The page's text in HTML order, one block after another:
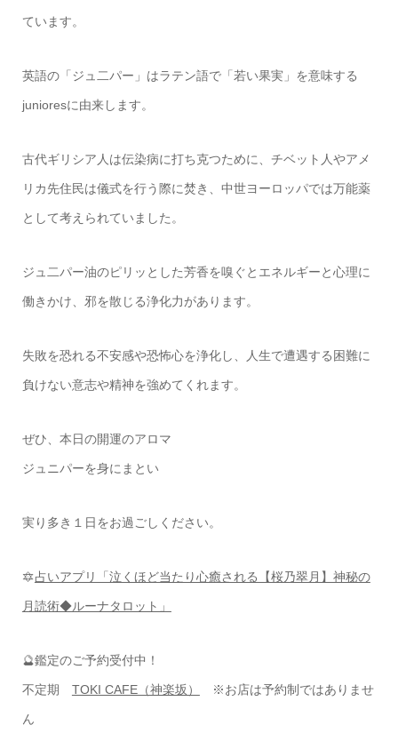
ています。
英語の「ジュ二パー」はラテン語で「若い果実」を意味する
junioresに由来します。
古代ギリシア人は伝染病に打ち克つために、チベット人やアメ
リカ先住民は儀式を行う際に焚き、中世ヨーロッパでは万能薬
として考えられていました。
ジュ二パー油のピリッとした芳香を嗅ぐとエネルギーと心理に
働きかけ、邪を散じる浄化力があります。
失敗を恐れる不安感や恐怖心を浄化し、人生で遭遇する困難に
負けない意志や精神を強めてくれます。
ぜひ、本日の開運のアロマ
ジュニパーを身にまとい
実り多き１日をお過ごしください。
🔯占いアプリ「泣くほど当たり心癒される【桜乃翠月】神秘の
月読術◆ルーナタロット」
🔮鑑定のご予約受付中！
不定期 TOKI CAFE（神楽坂） ※お店は予約制ではありませ
ん